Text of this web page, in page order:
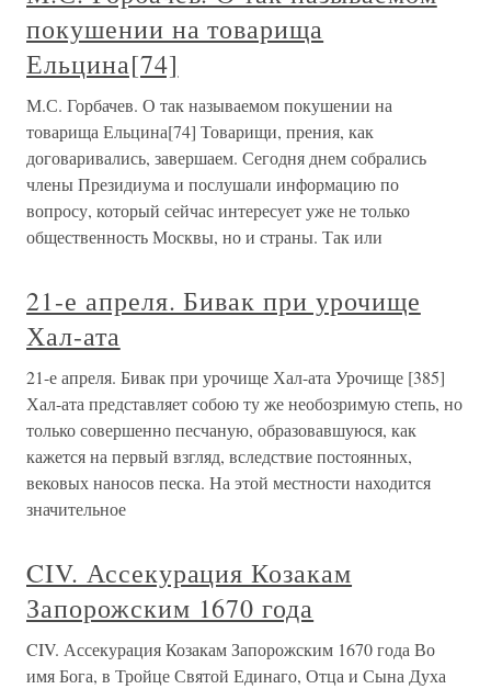
покушении на товарища
Ельцина[74]
М.С. Горбачев. О так называемом покушении на
товарища Ельцина[74] Товарищи, прения, как
договаривались, завершаем. Сегодня днем собрались
члены Президиума и послушали информацию по
вопросу, который сейчас интересует уже не только
общественность Москвы, но и страны. Так или
21-е апреля. Бивак при урочище
Хал-ата
21-е апреля. Бивак при урочище Хал-ата Урочище [385]
Хал-ата представляет собою ту же необозримую степь, но
только совершенно песчаную, образовавшуюся, как
кажется на первый взгляд, вследствие постоянных,
вековых наносов песка. На этой местности находится
значительное
CIV. Ассекурация Козакам
Запорожским 1670 года
CIV. Ассекурация Козакам Запорожским 1670 года Во
имя Бога, в Тройце Святой Единаго, Отца и Сына Духа